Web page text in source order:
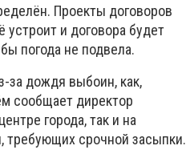
Проекты договоров
и договора будет
погода не подвела.
за дождя выбоин, как,
сообщает директор
города, так и на
срочной засыпки.